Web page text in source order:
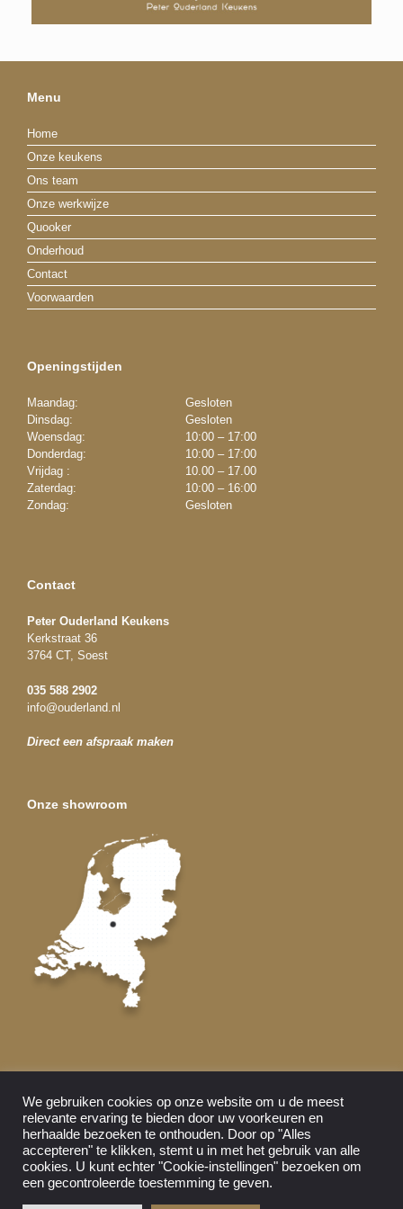
Menu
Home
Onze keukens
Ons team
Onze werkwijze
Quooker
Onderhoud
Contact
Voorwaarden
Openingstijden
Maandag:
Gesloten
Dinsdag:
Gesloten
Woensdag:
10:00 – 17:00
Donderdag:
10:00 – 17:00
Vrijdag :
10.00 – 17.00
Zaterdag:
10:00 – 16:00
Zondag:
Gesloten
Contact
Peter Ouderland Keukens
Kerkstraat 36
3764 CT, Soest
035 588 2902
info@ouderland.nl
Direct een afspraak maken
Onze showroom
© 2026 Ouderland.nl
We gebruiken cookies op onze website om u de meest
relevante ervaring te bieden door uw voorkeuren en
herhaalde bezoeken te onthouden. Door op "Alles
accepteren" te klikken, stemt u in met het gebruik van alle
cookies. U kunt echter "Cookie-instellingen" bezoeken om
een ​​gecontroleerde toestemming te geven.